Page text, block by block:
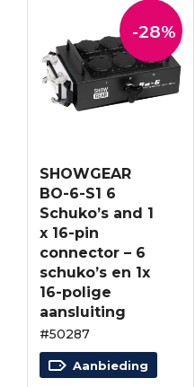
-28%
SHOWGEAR
BO-6-S1 6
Schuko’s and 1
x 16-pin
connector – 6
schuko’s en 1x
16-polige
aansluiting
#50287
Aanbieding